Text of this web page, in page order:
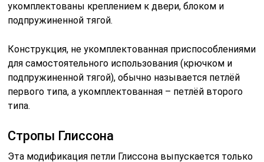
укомплектованы креплением к двери, блоком и
подпружиненной тягой.
Конструкция, не укомплектованная приспособлениями
для самостоятельного использования (крючком и
подпружиненной тягой), обычно называется петлёй
первого типа, а укомплектованная – петлёй второго
типа.
Стропы Глиссона
Эта модификация петли Глиссона выпускается только